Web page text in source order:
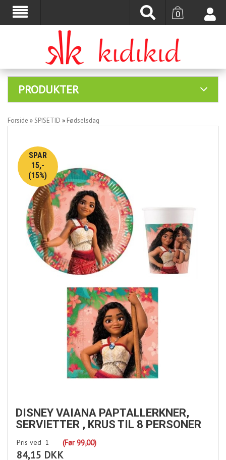
0
PRODUKTER
Forside » SPISETID » Fødselsdag
SPAR
15,-
(15%)
DISNEY VAIANA PAPTALLERKNER,
SERVIETTER , KRUS TIL 8 PERSONER
Pris ved 1 (Før99,00)
84,15 DKK